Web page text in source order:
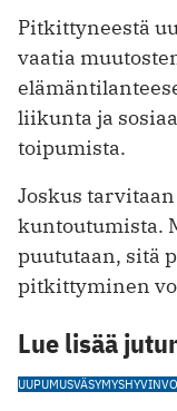
Pitkittyneestä
vaatia
liikunta ja
toipumista.
Joskus
kuntoutumista.
puututaan, sitä
pitkittyminen
Lue lisää
UUPUMUSVÄSYMYS